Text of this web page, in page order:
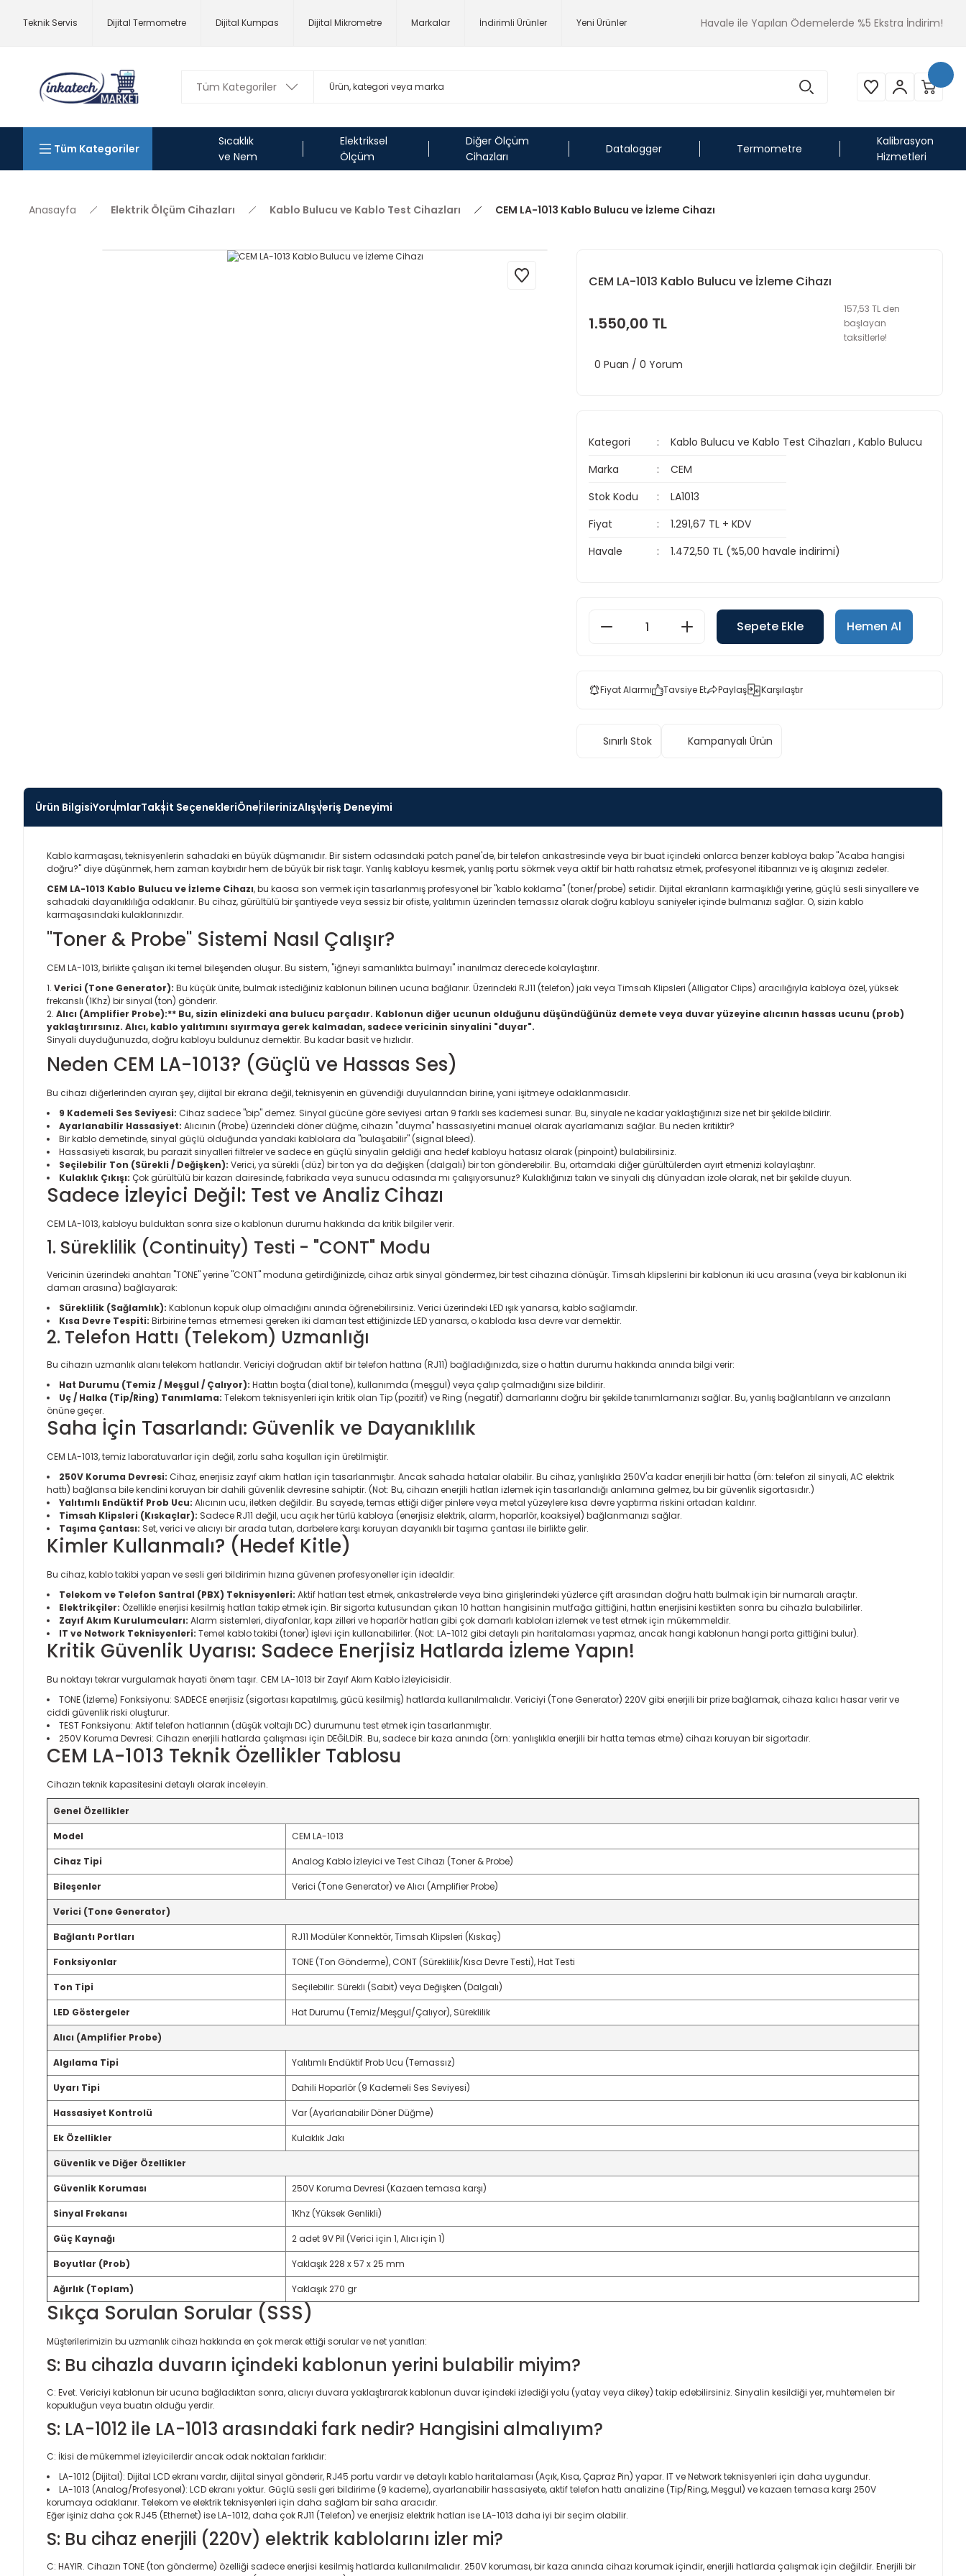
Teknik Servis Dijital Termometre Dijital Kumpas Dijital Mikrometre Markalar İndirimli Ürünler Yeni Ürünler Havale ile Yapılan Ödemelerde %5 Ekstra İndirim!
Tüm Kategoriler
Sıcaklık
ve Nem
Elektriksel
Ölçüm
Diğer Ölçüm
Cihazları
Datalogger Termometre
Kalibrasyon
Hizmetleri
Anasayfa Elektrik Ölçüm Cihazları Kablo Bulucu ve Kablo Test Cihazları CEM LA-1013 Kablo Bulucu ve İzleme Cihazı
CEM LA-1013 Kablo Bulucu ve İzleme Cihazı
1.550,00 TL
157,53 TL den
başlayan
taksitlerle!
0 Puan / 0 Yorum
Kategori Kablo Bulucu ve Kablo Test Cihazları ,Kablo Bulucu
Marka
CEM
Stok Kodu
LA1013
Fiyat
1.291,67 TL + KDV
Havale
1.472,50 TL (%5,00 havale indirimi)
Sepete Ekle Hemen Al
Fiyat Alarmı Tavsiye Et Paylaş Karşılaştır
Sınırlı Stok Kampanyalı Ürün
Ürün BilgisiYorumlarTaksit SeçenekleriÖnerilerinizAlışveriş Deneyimi
Kablo karmaşası, teknisyenlerin sahadaki en büyük düşmanıdır. Bir sistem odasındaki patch panel'de, bir telefon ankastresinde veya bir buat içindeki onlarca benzer kabloya bakıp "Acaba hangisi
doğru?" diye düşünmek, hem zaman kaybıdır hem de büyük bir risk taşır. Yanlış kabloyu kesmek, yanlış portu sökmek veya aktif bir hattı rahatsız etmek, profesyonel itibarınızı ve iş akışınızı zedeler.
CEM LA-1013 Kablo Bulucu ve İzleme Cihazı, bu kaosa son vermek için tasarlanmış profesyonel bir "kablo koklama" (toner/probe) setidir. Dijital ekranların karmaşıklığı yerine, güçlü sesli sinyallere ve
sahadaki dayanıklılığa odaklanır. Bu cihaz, gürültülü bir şantiyede veya sessiz bir ofiste, yalıtımın üzerinden temassız olarak doğru kabloyu saniyeler içinde bulmanızı sağlar. O, sizin kablo
karmaşasındaki kulaklarınızdır.
"Toner & Probe" Sistemi Nasıl Çalışır?
CEM LA-1013, birlikte çalışan iki temel bileşenden oluşur. Bu sistem, "iğneyi samanlıkta bulmayı" inanılmaz derecede kolaylaştırır.
Verici (Tone Generator): Bu küçük ünite, bulmak istediğiniz kablonun bilinen ucuna bağlanır. Üzerindeki RJ11 (telefon) jakı veya Timsah Klipsleri (Alligator Clips) aracılığıyla kabloya özel, yüksek
frekanslı (1Khz) bir sinyal (ton) gönderir.
Alıcı (Amplifier Probe):** Bu, sizin elinizdeki ana bulucu parçadır. Kablonun diğer ucunun olduğunu düşündüğünüz demete veya duvar yüzeyine alıcının hassas ucunu (prob)
yaklaştırırsınız. Alıcı, kablo yalıtımını sıyırmaya gerek kalmadan, sadece vericinin sinyalini "duyar".
Sinyali duyduğunuzda, doğru kabloyu buldunuz demektir. Bu kadar basit ve hızlıdır.
Neden CEM LA-1013? (Güçlü ve Hassas Ses)
Bu cihazı diğerlerinden ayıran şey, dijital bir ekrana değil, teknisyenin en güvendiği duyularından birine, yani işitmeye odaklanmasıdır.
9 Kademeli Ses Seviyesi: Cihaz sadece "bip" demez. Sinyal gücüne göre seviyesi artan 9 farklı ses kademesi sunar. Bu, sinyale ne kadar yaklaştığınızı size net bir şekilde bildirir.
Ayarlanabilir Hassasiyet: Alıcının (Probe) üzerindeki döner düğme, cihazın "duyma" hassasiyetini manuel olarak ayarlamanızı sağlar. Bu neden kritiktir?
Bir kablo demetinde, sinyal güçlü olduğunda yandaki kablolara da "bulaşabilir" (signal bleed).
Hassasiyeti kısarak, bu parazit sinyalleri filtreler ve sadece en güçlü sinyalin geldiği ana hedef kabloyu hatasız olarak (pinpoint) bulabilirsiniz.
Seçilebilir Ton (Sürekli / Değişken): Verici, ya sürekli (düz) bir ton ya da değişken (dalgalı) bir ton gönderebilir. Bu, ortamdaki diğer gürültülerden ayırt etmenizi kolaylaştırır.
Kulaklık Çıkışı: Çok gürültülü bir kazan dairesinde, fabrikada veya sunucu odasında mı çalışıyorsunuz? Kulaklığınızı takın ve sinyali dış dünyadan izole olarak, net bir şekilde duyun.
Sadece İzleyici Değil: Test ve Analiz Cihazı
CEM LA-1013, kabloyu bulduktan sonra size o kablonun durumu hakkında da kritik bilgiler verir.
1. Süreklilik (Continuity) Testi - "CONT" Modu
Vericinin üzerindeki anahtarı "TONE" yerine "CONT" moduna getirdiğinizde, cihaz artık sinyal göndermez, bir test cihazına dönüşür. Timsah klipslerini bir kablonun iki ucu arasına (veya bir kablonun iki
damarı arasına) bağlayarak:
Süreklilik (Sağlamlık): Kablonun kopuk olup olmadığını anında öğrenebilirsiniz. Verici üzerindeki LED ışık yanarsa, kablo sağlamdır.
Kısa Devre Tespiti: Birbirine temas etmemesi gereken iki damarı test ettiğinizde LED yanarsa, o kabloda kısa devre var demektir.
2. Telefon Hattı (Telekom) Uzmanlığı
Bu cihazın uzmanlık alanı telekom hatlarıdır. Vericiyi doğrudan aktif bir telefon hattına (RJ11) bağladığınızda, size o hattın durumu hakkında anında bilgi verir:
Hat Durumu (Temiz / Meşgul / Çalıyor): Hattın boşta (dial tone), kullanımda (meşgul) veya çalıp çalmadığını size bildirir.
Uç / Halka (Tip/Ring) Tanımlama: Telekom teknisyenleri için kritik olan Tip (pozitif) ve Ring (negatif) damarlarını doğru bir şekilde tanımlamanızı sağlar. Bu, yanlış bağlantıların ve arızaların
önüne geçer.
Saha İçin Tasarlandı: Güvenlik ve Dayanıklılık
CEM LA-1013, temiz laboratuvarlar için değil, zorlu saha koşulları için üretilmiştir.
250V Koruma Devresi: Cihaz, enerjisiz zayıf akım hatları için tasarlanmıştır. Ancak sahada hatalar olabilir. Bu cihaz, yanlışlıkla 250V'a kadar enerjili bir hatta (örn: telefon zil sinyali, AC elektrik
hattı) bağlansa bile kendini koruyan bir dahili güvenlik devresine sahiptir. (Not: Bu, cihazın enerjili hatları izlemek için tasarlandığı anlamına gelmez, bu bir güvenlik sigortasıdır.)
Yalıtımlı Endüktif Prob Ucu: Alıcının ucu, iletken değildir. Bu sayede, temas ettiği diğer pinlere veya metal yüzeylere kısa devre yaptırma riskini ortadan kaldırır.
Timsah Klipsleri (Kıskaçlar): Sadece RJ11 değil, ucu açık her türlü kabloya (enerjisiz elektrik, alarm, hoparlör, koaksiyel) bağlanmanızı sağlar.
Taşıma Çantası: Set, verici ve alıcıyı bir arada tutan, darbelere karşı koruyan dayanıklı bir taşıma çantası ile birlikte gelir.
Kimler Kullanmalı? (Hedef Kitle)
Bu cihaz, kablo takibi yapan ve sesli geri bildirimin hızına güvenen profesyoneller için idealdir:
Telekom ve Telefon Santral (PBX) Teknisyenleri: Aktif hatları test etmek, ankastrelerde veya bina girişlerindeki yüzlerce çift arasından doğru hattı bulmak için bir numaralı araçtır.
Elektrikçiler: Özellikle enerjisi kesilmiş hatları takip etmek için. Bir sigorta kutusundan çıkan 10 hattan hangisinin mutfağa gittiğini, hattın enerjisini kestikten sonra bu cihazla bulabilirler.
Zayıf Akım Kurulumcuları: Alarm sistemleri, diyafonlar, kapı zilleri ve hoparlör hatları gibi çok damarlı kabloları izlemek ve test etmek için mükemmeldir.
IT ve Network Teknisyenleri: Temel kablo takibi (toner) işlevi için kullanabilirler. (Not: LA-1012 gibi detaylı pin haritalaması yapmaz, ancak hangi kablonun hangi porta gittiğini bulur).
Kritik Güvenlik Uyarısı: Sadece Enerjisiz Hatlarda İzleme Yapın!
Bu noktayı tekrar vurgulamak hayati önem taşır. CEM LA-1013 bir Zayıf Akım Kablo İzleyicisidir.
TONE (İzleme) Fonksiyonu: SADECE enerjisiz (sigortası kapatılmış, gücü kesilmiş) hatlarda kullanılmalıdır. Vericiyi (Tone Generator) 220V gibi enerjili bir prize bağlamak, cihaza kalıcı hasar verir ve
ciddi güvenlik riski oluşturur.
TEST Fonksiyonu: Aktif telefon hatlarının (düşük voltajlı DC) durumunu test etmek için tasarlanmıştır.
250V Koruma Devresi: Cihazın enerjili hatlarda çalışması için DEĞİLDİR. Bu, sadece bir kaza anında (örn: yanlışlıkla enerjili bir hatta temas etme) cihazı koruyan bir sigortadır.
CEM LA-1013 Teknik Özellikler Tablosu
Cihazın teknik kapasitesini detaylı olarak inceleyin.
Genel Özellikler
Model CEM LA-1013
Cihaz Tipi Analog Kablo İzleyici ve Test Cihazı (Toner & Probe)
Bileşenler Verici (Tone Generator) ve Alıcı (Amplifier Probe)
Verici (Tone Generator)
Bağlantı Portları RJ11 Modüler Konnektör, Timsah Klipsleri (Kıskaç)
Fonksiyonlar TONE (Ton Gönderme), CONT (Süreklilik/Kısa Devre Testi), Hat Testi
Ton Tipi Seçilebilir: Sürekli (Sabit) veya Değişken (Dalgalı)
LED Göstergeler Hat Durumu (Temiz/Meşgul/Çalıyor), Süreklilik
Alıcı (Amplifier Probe)
Algılama Tipi Yalıtımlı Endüktif Prob Ucu (Temassız)
Uyarı Tipi Dahili Hoparlör (9 Kademeli Ses Seviyesi)
Hassasiyet Kontrolü Var (Ayarlanabilir Döner Düğme)
Ek Özellikler Kulaklık Jakı
Güvenlik ve Diğer Özellikler
Güvenlik Koruması 250V Koruma Devresi (Kazaen temasa karşı)
Sinyal Frekansı 1Khz (Yüksek Genlikli)
Güç Kaynağı 2 adet 9V Pil (Verici için 1, Alıcı için 1)
Boyutlar (Prob) Yaklaşık 228 x 57 x 25 mm
Ağırlık (Toplam) Yaklaşık 270 gr
Sıkça Sorulan Sorular (SSS)
Müşterilerimizin bu uzmanlık cihazı hakkında en çok merak ettiği sorular ve net yanıtları:
S: Bu cihazla duvarın içindeki kablonun yerini bulabilir miyim?
C: Evet. Vericiyi kablonun bir ucuna bağladıktan sonra, alıcıyı duvara yaklaştırarak kablonun duvar içindeki izlediği yolu (yatay veya dikey) takip edebilirsiniz. Sinyalin kesildiği yer, muhtemelen bir
kopukluğun veya buatın olduğu yerdir.
S: LA-1012 ile LA-1013 arasındaki fark nedir? Hangisini almalıyım?
C: İkisi de mükemmel izleyicilerdir ancak odak noktaları farklıdır:
LA-1012 (Dijital): Dijital LCD ekranı vardır, dijital sinyal gönderir, RJ45 portu vardır ve detaylı kablo haritalaması (Açık, Kısa, Çapraz Pin) yapar. IT ve Network teknisyenleri için daha uygundur.
LA-1013 (Analog/Profesyonel): LCD ekranı yoktur. Güçlü sesli geri bildirime (9 kademe), ayarlanabilir hassasiyete, aktif telefon hattı analizine (Tip/Ring, Meşgul) ve kazaen temasa karşı 250V
korumaya odaklanır. Telekom ve elektrik teknisyenleri için daha sağlam bir saha aracıdır.
Eğer işiniz daha çok RJ45 (Ethernet) ise LA-1012, daha çok RJ11 (Telefon) ve enerjisiz elektrik hatları ise LA-1013 daha iyi bir seçim olabilir.
S: Bu cihaz enerjili (220V) elektrik kablolarını izler mi?
C: HAYIR. Cihazın TONE (ton gönderme) özelliği sadece enerjisi kesilmiş hatlarda kullanılmalıdır. 250V koruması, bir kaza anında cihazı korumak içindir, enerjili hatlarda çalışmak için değildir. Enerjili bir